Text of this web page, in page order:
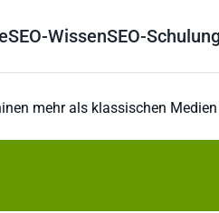
SEO-WissenSEO-
mehr als klassischen Medien